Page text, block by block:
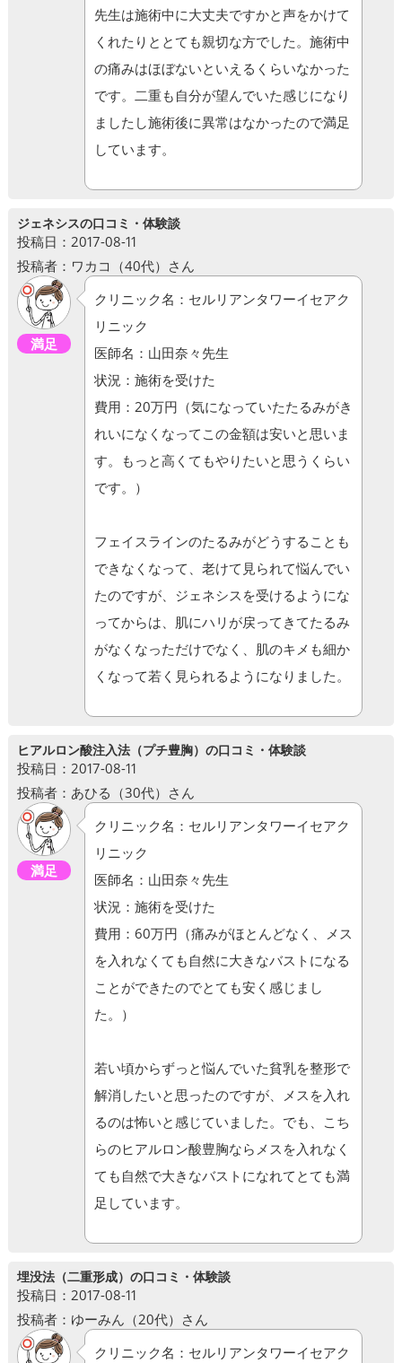
先生は施術中に大丈夫ですかと声をかけて
くれたりととても親切な方でした。施術中
の痛みはほぼないといえるくらいなかった
です。二重も自分が望んでいた感じになり
ましたし施術後に異常はなかったので満足
しています。
ジェネシスの口コミ・体験談
投稿日：2017-08-11
投稿者：ワカコ（40代）さん
満足
クリニック名：セルリアンタワーイセアク
リニック
医師名：山田奈々先生
状況：施術を受けた
費用：20万円（気になっていたたるみがき
れいになくなってこの金額は安いと思いま
す。もっと高くてもやりたいと思うくらい
です。）
フェイスラインのたるみがどうすることも
できなくなって、老けて見られて悩んでい
たのですが、ジェネシスを受けるようにな
ってからは、肌にハリが戻ってきてたるみ
がなくなっただけでなく、肌のキメも細か
くなって若く見られるようになりました。
ヒアルロン酸注入法（プチ豊胸）の口コミ・体験談
投稿日：2017-08-11
投稿者：あひる（30代）さん
満足
クリニック名：セルリアンタワーイセアク
リニック
医師名：山田奈々先生
状況：施術を受けた
費用：60万円（痛みがほとんどなく、メス
を入れなくても自然に大きなバストになる
ことができたのでとても安く感じまし
た。）
若い頃からずっと悩んでいた貧乳を整形で
解消したいと思ったのですが、メスを入れ
るのは怖いと感じていました。でも、こち
らのヒアルロン酸豊胸ならメスを入れなく
ても自然で大きなバストになれてとても満
足しています。
埋没法（二重形成）の口コミ・体験談
投稿日：2017-08-11
投稿者：ゆーみん（20代）さん
クリニック名：セルリアンタワーイセアク